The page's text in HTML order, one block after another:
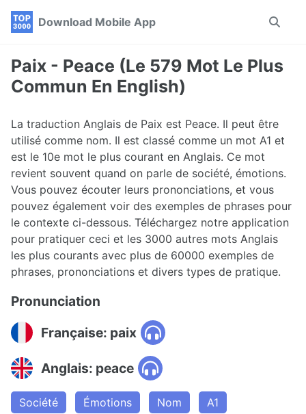
Skip
navigation
Skip
Skip
Download Mobile App
Toggle
Paix - Peace (Le 579 Mot Le Plus
Commun En English)
La traduction Anglais de Paix est Peace. Il peut être
utilisé comme nom. Il est classé comme un mot A1 et
est le 10e mot le plus courant en Anglais. Ce mot
revient souvent quand on parle de société, émotions.
Vous pouvez écouter leurs prononciations, et vous
pouvez également voir des exemples de phrases pour
le contexte ci-dessous. Téléchargez notre application
pour pratiquer ceci et les 3000 autres mots Anglais
les plus courants avec plus de 60000 exemples de
phrases, prononciations et divers types de pratique.
Pronunciation
Française: paix
Anglais: peace
Société Émotions Nom A1